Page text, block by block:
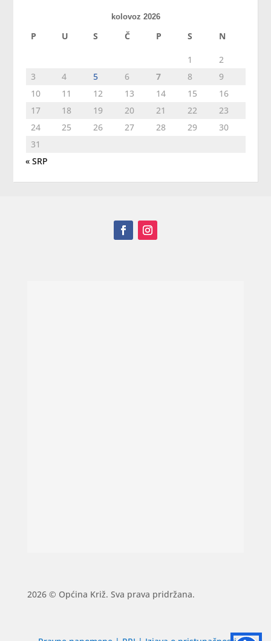
kolovoz 2026
P U S Č P S N
1
2
3
4 5 6 7 8
9
10
11 12 13 14 15
16
17
18 19 20 21 22
23
24
25 26 27 28 29
30
31
« SRP
2026 © Općina Križ. Sva prava pridržana.